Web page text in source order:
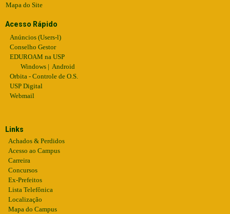
Mapa do Site
Acesso Rápido
Anúncios (Users-l)
Conselho Gestor
EDUROAM na USP
Windows | Android
Orbita - Controle de O.S.
USP Digital
Webmail
Links
Achados & Perdidos
Acesso ao Campus
Carreira
Concursos
Ex-Prefeitos
Lista Telefônica
Localização
Mapa do Campus